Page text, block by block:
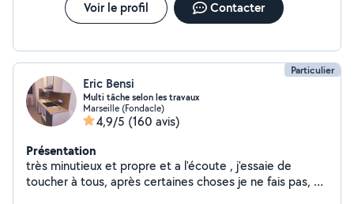
de parquet Travaux de peinture Tous travaux de
carrelage (salle de bain, terrasse, balcon) Enduit mural
Voir le profil Contacter
Particulier
Eric Bensi
Multi tâche selon les travaux
Marseille (Fondacle)
4,9/5 (160 avis)
Présentation
très minutieux et propre et a l'écoute , j'essaie de
toucher à tous, après certaines choses je ne fais pas, et